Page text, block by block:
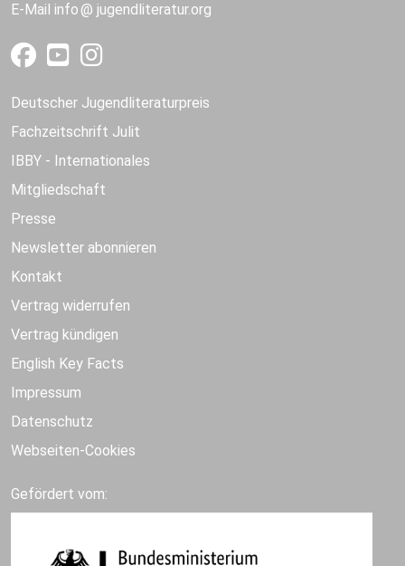
E-Mail info jugendliteratur.org
Deutscher Jugendliteraturpreis
Fachzeitschrift Julit
IBBY - Internationales
Mitgliedschaft
Presse
Newsletter abonnieren
Kontakt
Vertrag widerrufen
Vertrag kündigen
English Key Facts
Impressum
Datenschutz
Webseiten-Cookies
Gefördert vom: